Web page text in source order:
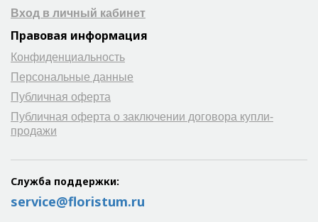
Вход в личный кабинет
Правовая информация
Конфиденциальность
Персональные данные
Публичная оферта
Публичная оферта о заключении договора купли-
продажи
Служба поддержки:
service@floristum.ru